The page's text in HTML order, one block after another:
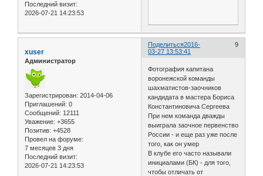
Последний визит:
2026-07-21 14:23:53
Поделиться 9
2016-
03-27 13:53:41
xuser
Администратор
Зарегистрирован: 2014-04-06
Приглашений: 0
Сообщений: 12111
Уважение: +3655
Позитив: +4528
Провел на форуме:
7 месяцев 3 дня
Последний визит:
2026-07-21 14:23:53
Фотография капитана
воронежской команды
шахматистов-заочников
кандидата в мастера Бориса
Константиновича Сергеева
При нем команда дважды
выиграла заочное первенство
России - и еще раз уже после
того, как он умер
В клубе его часто называли
инициалами (БК) - для того,
чтобы отличать от